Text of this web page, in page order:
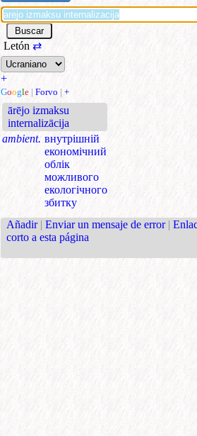
Letón ⇄
+
Google | Forvo | +
ārējo izmaksu
internalizācija
ambient. внутрішній
економічний
облік
можливого
екологічного
збитку
Añadir | Enviar un mensaje de error |
corto a esta página